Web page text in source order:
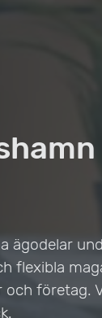
flexibla
företag.